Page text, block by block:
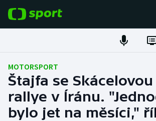
Fotbal
Hokej
Tenis
MOTORSPORT
Štajfa se Skácelovou
rallye v Íránu.
bylo jet na měsíci,"